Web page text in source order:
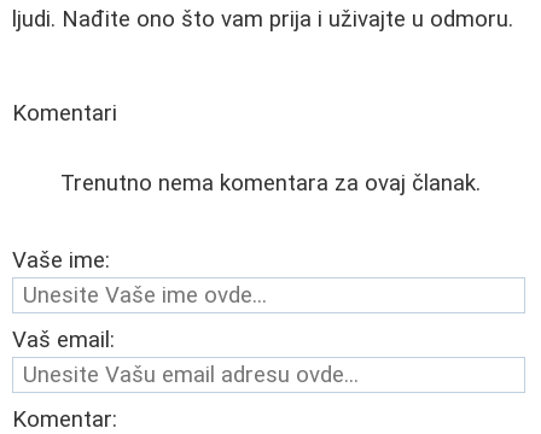
ljudi. Nađite ono što vam prija i uživajte u odmoru.
Komentari
Trenutno nema komentara za ovaj članak.
Vaše ime:
Vaš email:
Komentar: